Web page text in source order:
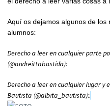
Aquí os dejamos algunos de
alumnos:
Derecho a leer en cualquier parte
(@andreittabastida):
Derecho a leer en cualquier lugar y
Bautista (@albita_bautista)::